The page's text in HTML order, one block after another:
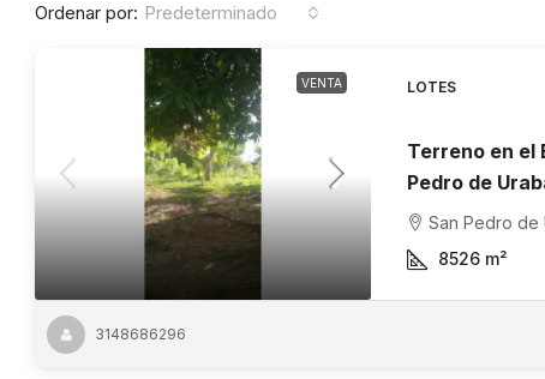
Ordenar por: Predeterminado
VENTA LOTES
Terreno en el
Pedro de
San Pedro de
8526 m²
3148686296